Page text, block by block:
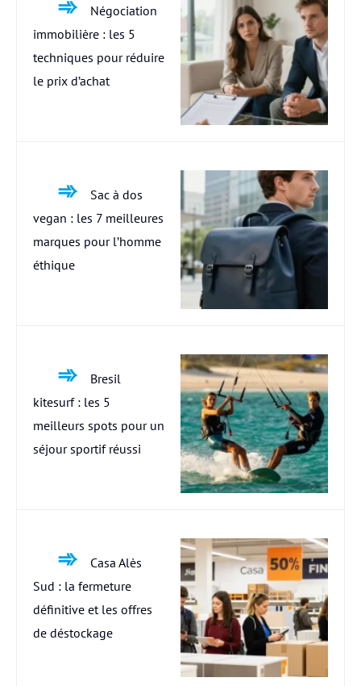
Négociation
immobilière : les 5
techniques pour réduire
le prix d’achat
Sac à dos
vegan : les 7 meilleures
marques pour l’homme
éthique
Bresil
kitesurf : les 5
meilleurs spots pour un
séjour sportif réussi
Casa Alès
Sud : la fermeture
définitive et les offres
de déstockage